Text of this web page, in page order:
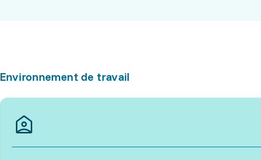
Environnement de travail